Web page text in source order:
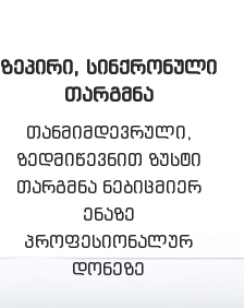
ᲖᲔᲞᲘᲠᲘ, ᲡᲘᲜᲥᲠᲝᲜᲣᲚᲘ
ᲗᲐᲠᲒᲛᲜᲐ
თანმიმდევრული,
ზედმიწევნით ზუსტი
თარგმნა ნებიცმიერ
ენაზე
პროფესიონალურ
დონეზე